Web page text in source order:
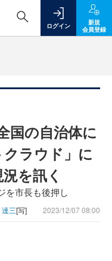
ログイン
新規
会員登録
の自治体に
ラウド」に
を訊く
を市長も後押し
三[写] 2023/12/07 08:00